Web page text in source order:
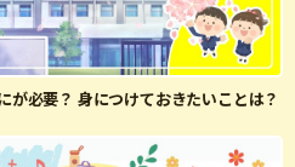
が必要？ 身につけておきたいことは？